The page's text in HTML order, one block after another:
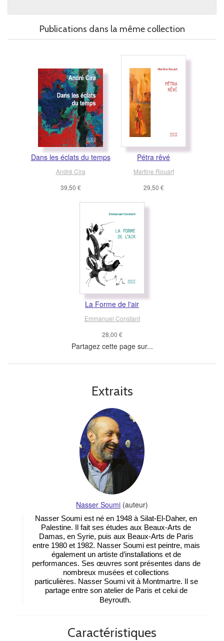
Publications dans la même collection
Dans les éclats du temps
André Cira
39,50 €
Pétra rêvé
Martine Rouart
29,50 €
La Forme de l'air
Emmanuel Constant
28,00 €
Partagez cette page sur...
Extraits
Nasser Soumi (auteur)
Nasser Soumi est né en 1948 à Silat-El-Daher, en
Palestine. Il fait ses études aux Beaux-Arts de
Damas, en Syrie, puis aux Beaux-Arts de Paris
entre 1980 et 1982. Nasser Soumi est peintre, mais
également un artiste d’installations et de
performances. Ses œuvres sont présentes dans de
nombreux musées et collections
particulières. Nasser Soumi vit à Montmartre. Il se
partage entre son atelier de Paris et celui de
Beyrouth.
Caractéristiques